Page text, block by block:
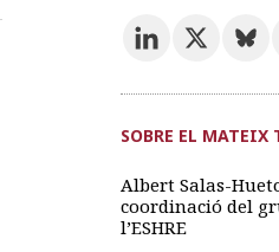
SOBRE EL MATEIX
Albert Salas-
coordinació del
l’ESHRE